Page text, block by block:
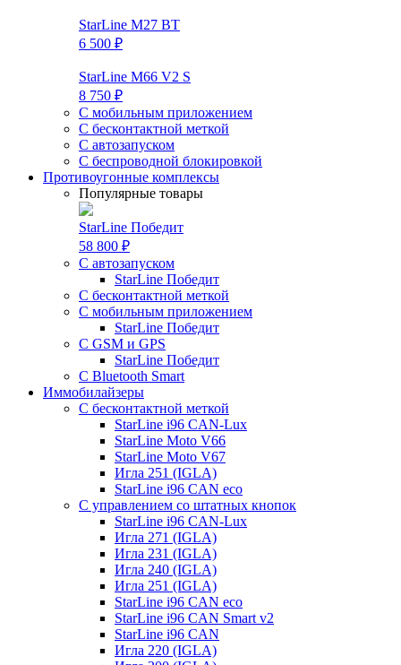
StarLine M27 BT
6 500 ₽
StarLine M66 V2 S
8 750 ₽
С мобильным приложением
С бесконтактной меткой
С автозапуском
С беспроводной блокировкой
Противоугонные комплексы
Популярные товары
StarLine Победит
58 800 ₽
С автозапуском
StarLine Победит
С бесконтактной меткой
С мобильным приложением
StarLine Победит
С GSM и GPS
StarLine Победит
С Bluetooth Smart
Иммобилайзеры
С бесконтактной меткой
StarLine i96 CAN-Lux
StarLine Moto V66
StarLine Moto V67
Игла 251 (IGLA)
StarLine i96 CAN eco
С управлением со штатных кнопок
StarLine i96 CAN-Lux
Игла 271 (IGLA)
Игла 231 (IGLA)
Игла 240 (IGLA)
Игла 251 (IGLA)
StarLine i96 CAN eco
StarLine i96 CAN Smart v2
StarLine i96 CAN
Игла 220 (IGLA)